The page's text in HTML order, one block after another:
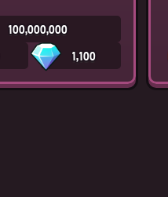
100,000,000
1,100